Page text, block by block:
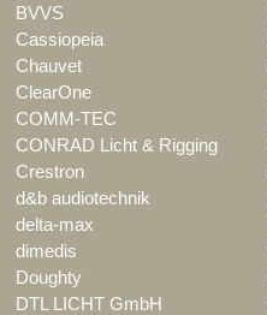
BVVS
Cassiopeia
Chauvet
ClearOne
COMM-TEC
CONRAD Licht & Rigging
Crestron
d&b audiotechnik
delta-max
dimedis
Doughty
DTL LICHT GmbH